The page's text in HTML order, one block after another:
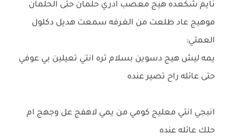
نايم شكعده هيج معصب ادري حلمان حتى الحلمان
موهيج عاد طلعت من الغرفه سمعت هديل دكلول
العمتي:
يمه ليش هيج دسوين بسلام تره انتي تعيلين بي عوفي
حتى عائله راح تصير عنده
انبجي انتي معليج كومي من يمي لاهفج عل وجهج ام
حلك عائله عنده